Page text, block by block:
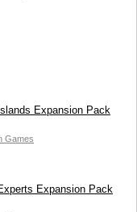
Expansion Pack
Games
Expansion Pack